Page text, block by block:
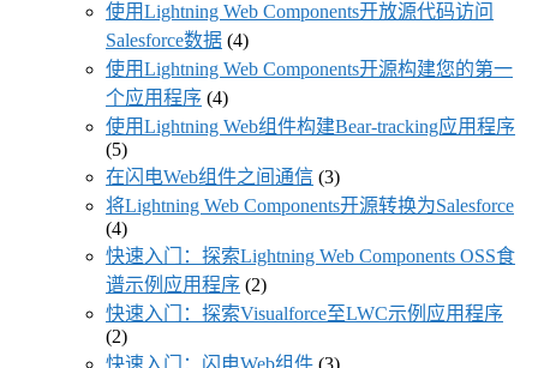
使用Lightning Web Components开放源代码访问
Salesforce数据 (4)
使用Lightning Web Components开源构建您的第一
个应用程序 (4)
使用Lightning Web组件构建Bear-tracking应用程序
(5)
在闪电Web组件之间通信 (3)
将Lightning Web Components开源转换为Salesforce
(4)
快速入门：探索Lightning Web Components OSS食
谱示例应用程序 (2)
快速入门：探索Visualforce至LWC示例应用程序
(2)